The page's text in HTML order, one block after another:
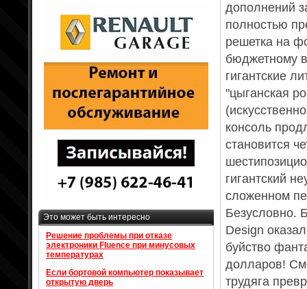
дополнений
полностью
решетка на
бюджетному
гигантские
"цыганская
консоль
становится
гигантский
сложенном
Безусловно.
Design
буйство
долларов!
трудяга
Это может быть интересно
Решение проблемы при отказе
электроники Fluence при минусовых
температурах
Если бортовой компьютер показывает
открытую дверь